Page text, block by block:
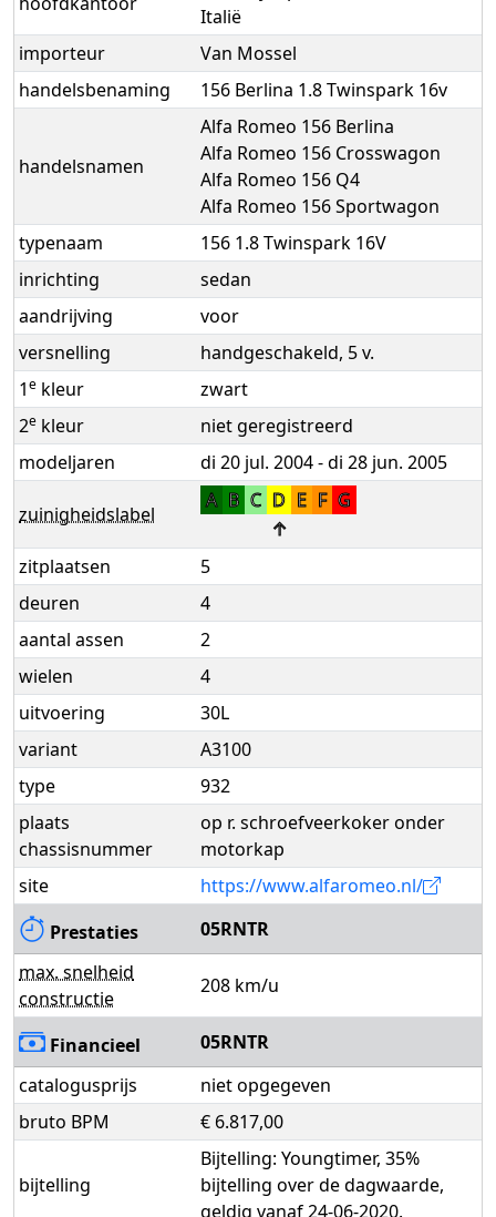
Italië
importeur
Van Mossel
handelsbenaming
156 Berlina 1.8 Twinspark 16v
handelsnamen
Alfa Romeo 156 Berlina
Alfa Romeo 156 Crosswagon
Alfa Romeo 156 Q4
Alfa Romeo 156 Sportwagon
typenaam
156 1.8 Twinspark 16V
inrichting
sedan
aandrijving
voor
versnelling
handgeschakeld, 5 v.
1e kleur
zwart
2e kleur
niet geregistreerd
modeljaren
di 20 jul. 2004 - di 28 jun. 2005
zuinigheidslabel
A B C D E F G
↑
zitplaatsen
5
deuren
4
aantal assen
2
wielen
4
uitvoering
30L
variant
A3100
type
932
plaats
chassisnummer
op r. schroefveerkoker onder
motorkap
site
https://www.alfaromeo.nl/
Prestaties
05RNTR
max. snelheid
constructie
208 km/u
Financieel
05RNTR
catalogusprijs
niet opgegeven
bruto BPM
€ 6.817,00
bijtelling
Bijtelling: Youngtimer, 35%
bijtelling over de dagwaarde,
geldig vanaf 24-06-2020.